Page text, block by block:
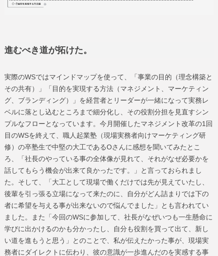
進むべき道が拓けた。
実際のWSではマインドマップを使って、「事業の目的（理念構築と
その共有）」「目的を実現する方法（マネジメント、マーケティン
グ、ブランディング）」を経営者とリーダーが一緒になって実務レ
ベルに落とし込むところまで細分化し、その役割分担を見直すシン
プルなフローとなっています。今月開催したマネジメント改革の1回
目のWSを終えて、職人起業塾（現場実務者向けマーケティング研
修）の卒塾生で中堅の大工であるOさんに感想を聞いてみたとこ
ろ、「社長のやっている事の全体像が見れて、それがなぜ必要かを
話してもらう機会が出来て良かったです。」と言っておられまし
た。そして、「大工として現場で働くだけでは先が見えていたし、
後輩を引っ張る立場になって来たのに、自分がどん詰まりでは下の
者に希望を与える事が出来ないので悩んでました」とも言われてい
ました。また「今回のWSに参加して、社長がなぜいつも一生懸命に
学びに出かけるのかも分かったし、自分も役割を買って出て、新し
い道を進もうと思う」とのことで、私が伝えたかった事が、現場実
務者にダイレクトに伝わり、彼の意識が一歩進んだのを実感する事